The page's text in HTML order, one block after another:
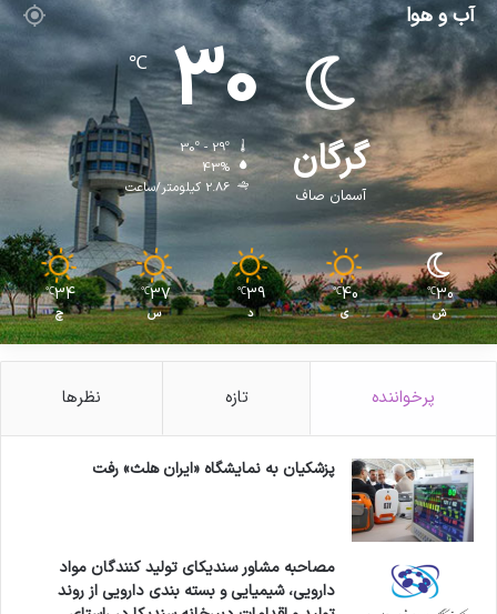
آب و هوا
گرگان
آسمان صاف
30
℃
30º - 29º
43%
2.86 کیلومتر/ساعت
30
℃
ش
40
℃
ی
39
℃
د
37
℃
س
34
℃
چ
پرخواننده تازه نظرها
پزشکیان به نمایشگاه «ایران هلث» رفت
مصاحبه مشاور سندیکای تولید کنندگان مواد
دارویی، شیمیایی و بسته بندی دارویی از روند